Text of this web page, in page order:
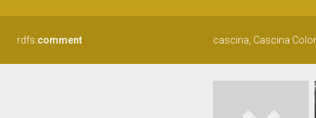
rdfs:comment cascina, Cascina